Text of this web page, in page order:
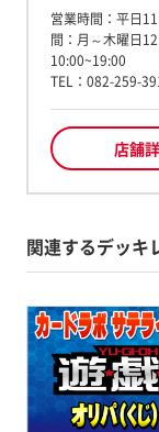
営業時間：平日
間：月～木曜日
10:00~19:00
TEL：082-259-
店舗
関連するデッキ